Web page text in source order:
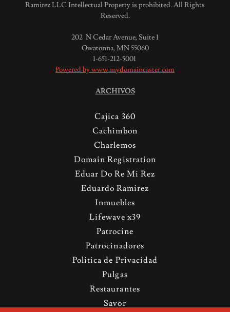
Ramirez LLC Intellectual Property is prohibited. All Rights
Reserved.
202 N Cedar Avenue, Suite 1
Owatonna, MN 55060
1-651-212-5001
Powered by www.mydomaincaster.com
ARCHIVOS
Cajica 360
Cachimbon
Charlemos
Domain Registration
Eduar Do Re Mi Rez
Eduardo Ramirez
Inmuebles
Lifewave x39
Patrocine
Patrocinadores
Politica de Privacidad
Pulgas
Restaurantes
Savor